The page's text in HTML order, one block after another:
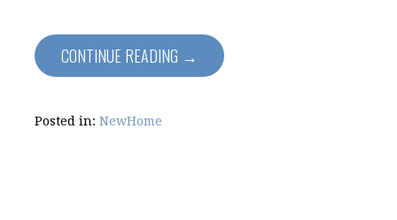
CONTINUE READING →
Posted in: NewHome